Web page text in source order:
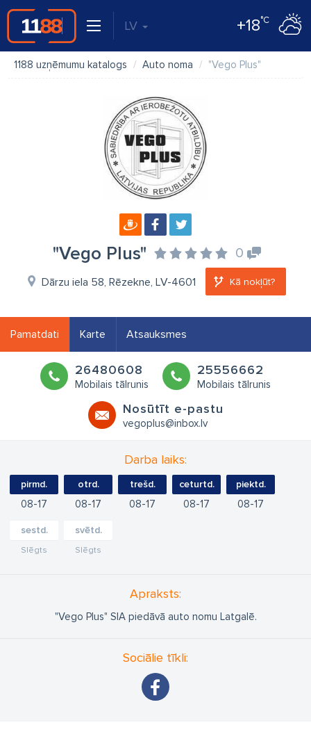
LV +18°C
1188 uzņēmumu katalogs Auto noma "Vego Plus"
"Vego Plus" 0
Dārzu iela 58, Rēzekne, LV-4601 Kā nokļūt?
Pamatdati Karte Atsauksmes
26480608
Mobilais tālrunis
25556662
Mobilais tālrunis
Nosūtīt e-pastu
vegoplus@inbox.lv
Darba laiks:
pirmd.
08 17
otrd.
08 17
trešd.
08 17
ceturtd.
08 17
piektd.
08 17
sestd.
Slēgts
svētd.
Slēgts
Apraksts:
"Vego Plus" SIA piedāvā auto nomu Latgalē.
Sociālie tīkli: